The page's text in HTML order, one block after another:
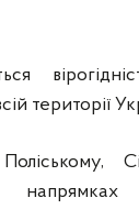
території